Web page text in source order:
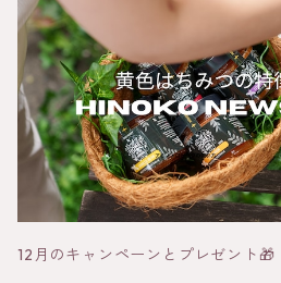
12月のキャンペーンとプレゼント🎁